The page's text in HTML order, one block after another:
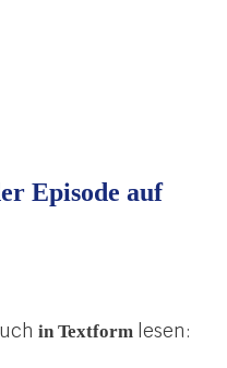
Episode auf
in Textform lesen: